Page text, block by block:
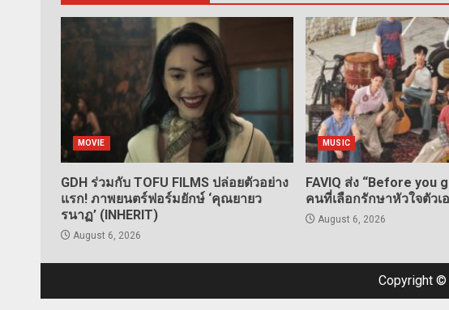
MOVIE
GDH ร่วมกับ TOFU FILMS ปล่อยตัวอย่าง
แรก! ภาพยนตร์ฟอร์มยักษ์ ‘คุณยายว
รนาฏ’ (INHERIT)
August 6, 2026
MUSIC
FAVIQ ส่ง “Before you
คนที่เลือกรักษาหัวใจตัวเ
August 6, 2026
Copyright ©